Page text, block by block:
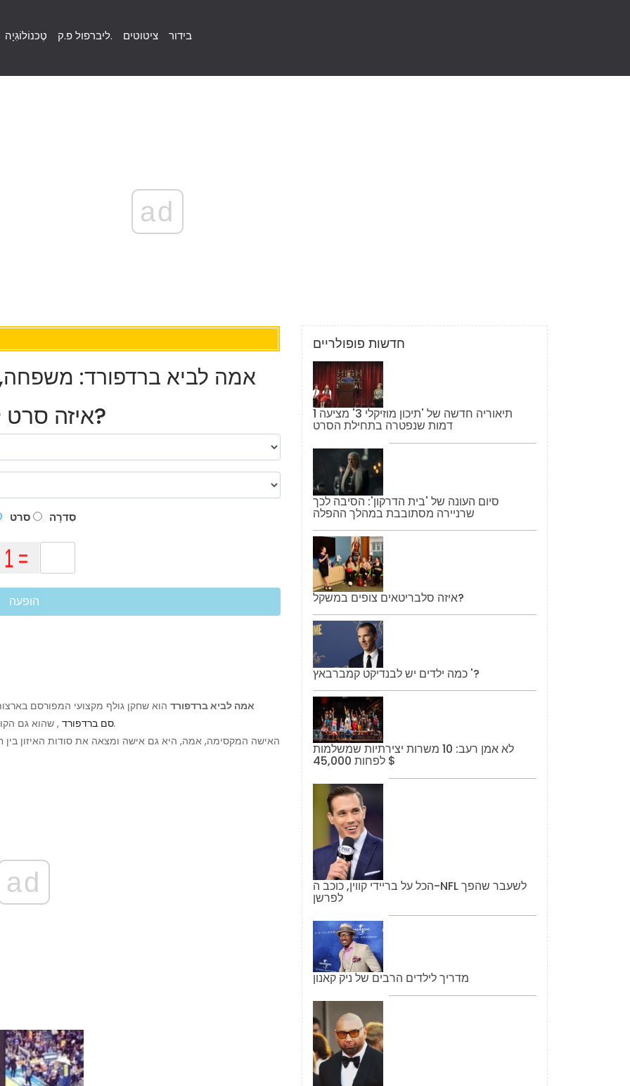
טֶכנוֹלוֹגִיָה ליברפול פ.ק. ציטוטים בידור
ad
אמה לביא ברדפורד: משפחה,
איזה סרט לראות?
סרט סִדרָה
הופעה
אמה לביא ברדפורד הוא שחקן גולף מקצועי המפורסם
סם ברדפורד , שהוא גם
מינסוטה ויקינגים.
האישה המקסימה, אמה, היא גם אישה ומצאה את סודות האיזון בין
ad
חדשות פופולריים
תיאוריה חדשה של 'תיכון מוזיקלי 3' מציעה 1
דמות שנפטרה בתחילת הסרט
סיום העונה של 'בית הדרקון': הסיבה לכך
שרניירה מסתובבת במהלך ההפלה
איזה סלבריטאים צופים במשקל?
כמה ילדים יש לבנדיקט קמברבאץ '?
לא אמן רעב: 10 משרות יצירתיות שמשלמות
לפחות 45,000 $
הכל על בריידי קווין, כוכב ה-NFL לשעבר שהפך
לפרשן
מדריך לילדים הרבים של ניק קאנון